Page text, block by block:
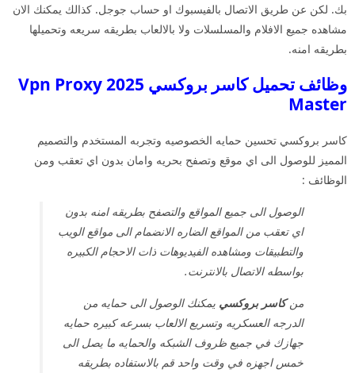
بك. لكن عن طريق الاتصال بالفيسبوك او حساب جوجل. كذالك يمكنك الان
مشاهده جميع الافلام والمسلسلات ولا بالالعاب بطريقه سريعه وتحميلها
بطريقه امنه.
وظائف تحميل كاسر بروكسي 2025 Vpn Proxy
Master
كاسر بروكسي تحسين حمايه الخصوصيه وتجربه المستخدم والتصميم
المميز للوصول الى اي موقع وتصفح بحريه وامان بدون اي تعقب ومن
الوظائف :
الوصول الى جميع المواقع والتصفح بطريقه امنه بدون
اي تعقب من المواقع الضاره الانضمام الى مواقع الويب
والتطبيقات ومشاهده الفيديوهات ذات الاحجام الكبيره
بواسطه الاتصال بالانترنت.
منكاسر بروكسي يمكنك الوصول الى حمايه من
الدرجه العسكريه وتسريع الالعاب بسرعه كبيره حمايه
جهازك في جميع ظروف الشبكه والحمايه ما يصل الى
خمس اجهزه في وقت واحد قم بالاستفاده بطريقه